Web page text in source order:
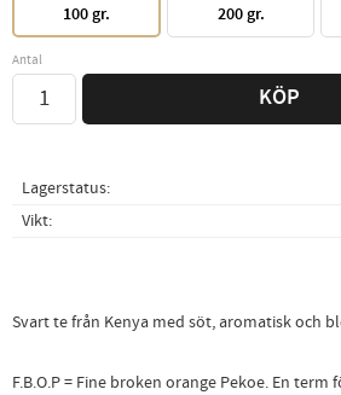
100 gr. 200 gr.
Antal
KÖP
Lagerstatus
Vikt
Svart te från Kenya med söt, aromatisk och
F.B.O.P = Fine broken orange Pekoe. En